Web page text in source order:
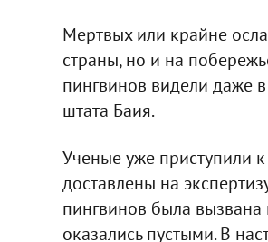
Мертвых или крайне
страны, но и на
пингвинов видели даже
штата Баия.
Ученые уже приступили
доставлены на
пингвинов была
оказались пустыми. В